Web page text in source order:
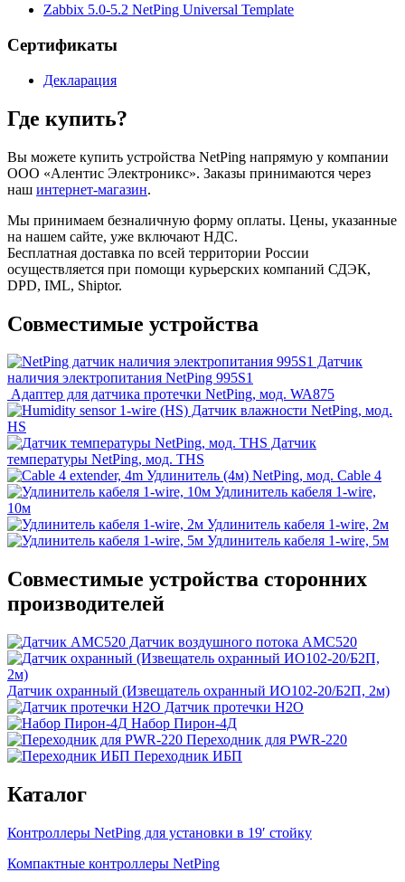
Zabbix 5.0-5.2 NetPing Universal Template
Сертификаты
Декларация
Где купить?
Вы можете купить устройства NetPing напрямую у компании
ООО «Алентис Электроникс». Заказы принимаются через
наш интернет-магазин.
Мы принимаем безналичную форму оплаты. Цены, указанные
на нашем сайте, уже включают НДС.
Бесплатная доставка по всей территории России
осуществляется при помощи курьерских компаний СДЭК,
DPD, IML, Shiptor.
Совместимые устройства
Датчик
наличия электропитания NetPing 995S1
Адаптер для датчика протечки NetPing, мод. WA875
Датчик влажности NetPing, мод.
HS
Датчик
температуры NetPing, мод. THS
Удлинитель (4м) NetPing, мод. Cable 4
Удлинитель кабеля 1-wire,
10м
Удлинитель кабеля 1-wire, 2м
Удлинитель кабеля 1-wire, 5м
Совместимые устройства сторонних
производителей
Датчик воздушного потока АМС520
Датчик охранный (Извещатель охранный ИО102-20/Б2П, 2м)
Датчик протечки H2О
Набор Пирон-4Д
Переходник для PWR-220
Переходник ИБП
Каталог
Контроллеры NetPing для установки в 19′ стойку
Компактные контроллеры NetPing